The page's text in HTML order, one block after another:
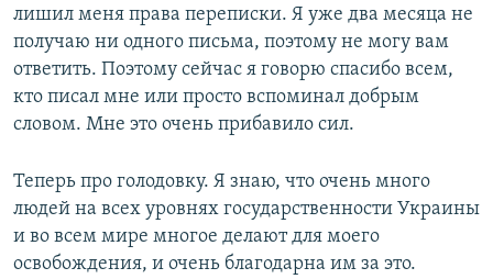
лишил меня права переписки. Я уже два месяца не
получаю ни одного письма, поэтому не могу вам
ответить. Поэтому сейчас я говорю спасибо всем,
кто писал мне или просто вспоминал добрым
словом. Мне это очень прибавило сил.
Теперь про голодовку. Я знаю, что очень много
людей на всех уровнях государственности Украины
и во всем мире многое делают для моего
освобождения, и очень благодарна им за это.